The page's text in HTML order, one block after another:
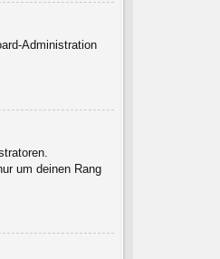
Administration
um deinen Rang